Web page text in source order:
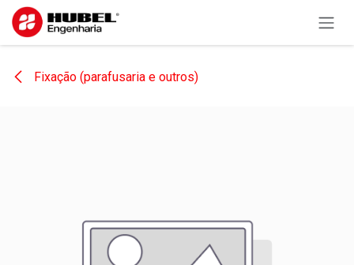
Pular para o conteúdo
Fixação (parafusaria e outros)